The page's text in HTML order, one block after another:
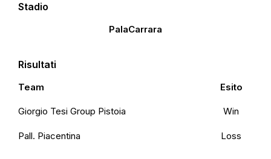
Stadio
PalaCarrara
Risultati
Team Esito
Giorgio Tesi Group Pistoia Win
Pall. Piacentina Loss